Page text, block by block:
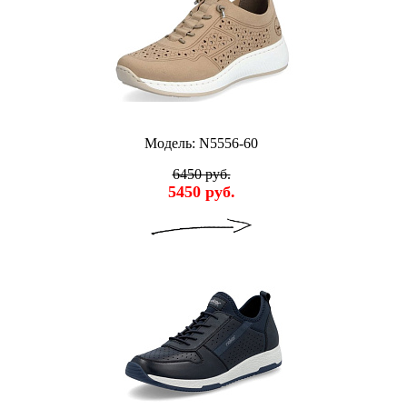
Модель: N5556-60
6450 руб.
5450 руб.